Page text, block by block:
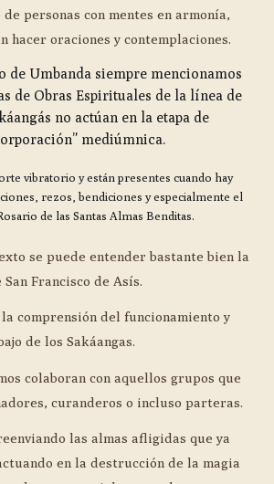
personas con mentes en armonía,
hacer oraciones y contemplaciones.
de Umbanda siempre mencionamos
de Obras Espirituales de la línea de
no actúan en la etapa de
mediúmnica.
vibratorio y están presentes cuando hay
rezos, bendiciones y especialmente el
de las Santas Almas Benditas.
se puede entender bastante bien la
Francisco de Asís.
comprensión del funcionamiento y
de los Sakáangas.
colaboran con aquellos grupos que
curanderos o incluso parteras.
las almas afligidas que ya
en la destrucción de la magia